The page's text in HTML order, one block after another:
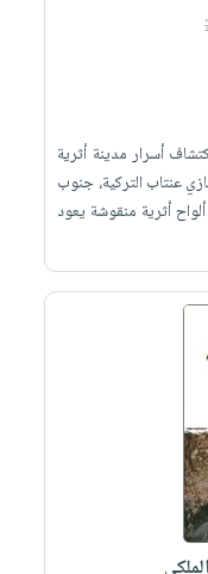
أسرار مدينة أثرية
عنتاب التركية، جنوب
أثرية منقوشة يعود